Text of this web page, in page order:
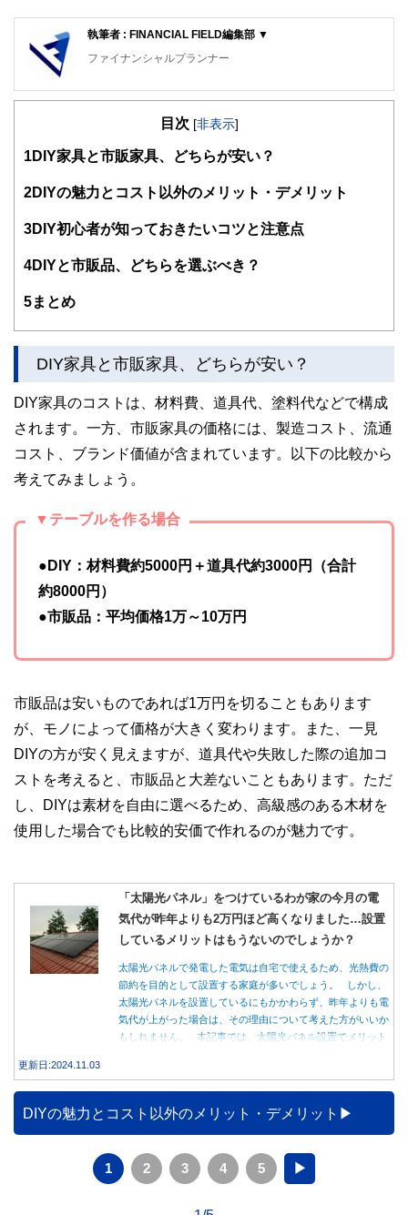
執筆者 : FINANCIAL FIELD編集部 ▼
ファイナンシャルプランナー
FinancialField編集部は、金融、経済に関する記事を、日々
知識がない方でも理解できるようわかりやすく発信していま
得者を中心に「お金や暮らし」に関する書籍・雑誌の編集経
験者で構成され、企画立案から記事掲載まですべての工程に
護士、税理士、宅地建物取引士、相続診断士、住宅ローンア
かしく感じられる年金や税金、相続、保険、ローンなどの話
をわかりやすく発信している点です。
執筆者・監修者による執筆体制を築くことで、内容のわかり
やすさはもちろんのこと、読み応えのあるコンテンツと確か
な情報発信を実現しています。
私たちは、快適でより良い生活のアイデアを提供するお金の
コンシェルジュを目指します。
目次 [非表示]
1 DIY家具と市販家具、どちらが安い？
2 DIYの魅力とコスト以外のメリット・デメリット
3DIY初心者が知っておきたいコツと注意点
4DIYと市販品、どちらを選ぶべき？
5まとめ
DIY家具と市販家具、どちらが安い？
DIY家具のコストは、材料費、道具代、塗料代などで構成
されます。一方、市販家具の価格には、製造コスト、流通
コスト、ブランド価値が含まれています。以下の比較から
考えてみましょう。
▼テーブルを作る場合
●DIY：材料費約5000円＋道具代約3000円（合計
約8000円）
●市販品：平均価格1万～10万円
市販品は安いものであれば1万円を切ることもあります
が、モノによって価格が大きく変わります。また、一見
DIYの方が安く見えますが、道具代や失敗した際の追加コ
ストを考えると、市販品と大差ないこともあります。ただ
し、DIYは素材を自由に選べるため、高級感のある木材を
使用した場合でも比較的安価で作れるのが魅力です。
「太陽光パネル」をつけているわが家の今月の電
気代が昨年よりも2万円ほど高くなりました…設置
しているメリットはもうないのでしょうか？
太陽光パネルで発電した電気は自宅で使えるため、光熱費の
節約を目的として設置する家庭が多いでしょう。 しかし、
太陽光パネルを設置しているにもかかわらず、昨年よりも電
気代が上がった場合は、その理由について考えた方がいいか
もしれません。 本記事では、太陽光パネル設置でメリット
更新日:2024.11.03
DIYの魅力とコスト以外のメリット・デメリット
1 2 3 4 5 ▶